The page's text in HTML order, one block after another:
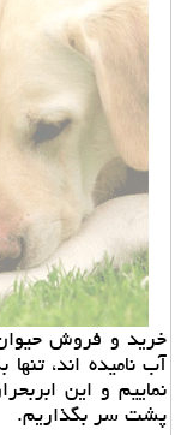
آب نامیده اند،
نماییم و این
پشت سر بگذاریم.